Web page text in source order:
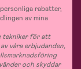
rabatter,
av mina
tekniker för att
våra erbjudanden,
och skyddar